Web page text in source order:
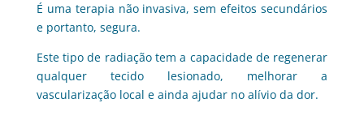
É uma terapia não invasiva, sem efeitos secundários
e portanto, segura.
Este tipo de radiação tem a capacidade de regenerar
qualquer tecido lesionado, melhorar a
vascularização local e ainda ajudar no alívio da dor.